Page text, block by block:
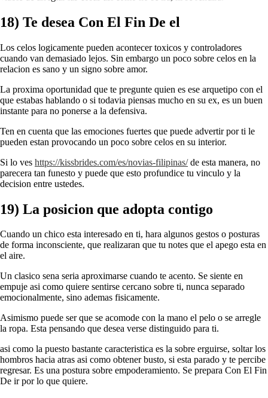
18) Te desea Con El Fin De el
Los celos logicamente pueden acontecer toxicos y controladores
cuando van demasiado lejos. Sin embargo un poco sobre celos en la
relacion es sano y un signo sobre amor.
La proxima oportunidad que te pregunte quien es ese arquetipo con el
que estabas hablando o si todavia piensas mucho en su ex, es un buen
instante para no ponerse a la defensiva.
Ten en cuenta que las emociones fuertes que puede advertir por ti le
pueden estan provocando un poco sobre celos en su interior.
Si lo ves https://kissbrides.com/es/novias-filipinas/de esta manera, no
parecera tan funesto y puede que esto profundice tu vinculo y la
decision entre ustedes.
19) La posicion que adopta contigo
Cuando un chico esta interesado en ti, hara algunos gestos o posturas
de forma inconsciente, que realizaran que tu notes que el apego esta en
el aire.
Un clasico sena seri­a aproximarse cuando te acento. Se siente en
empuje asi­ como quiere sentirse cercano sobre ti, nunca separado
emocionalmente, sino ademas fisicamente.
Asimismo puede ser que se acomode con la mano el pelo o se arregle
la ropa. Esta pensando que desea verse distinguido para ti.
asi­ como la puesto bastante caracteristica es la sobre erguirse, soltar los
hombros hacia atras asi­ como obtener busto, si esta parado y te percibe
regresar. Es una postura sobre empoderamiento. Se prepara Con El Fin
De ir por lo que quiere.